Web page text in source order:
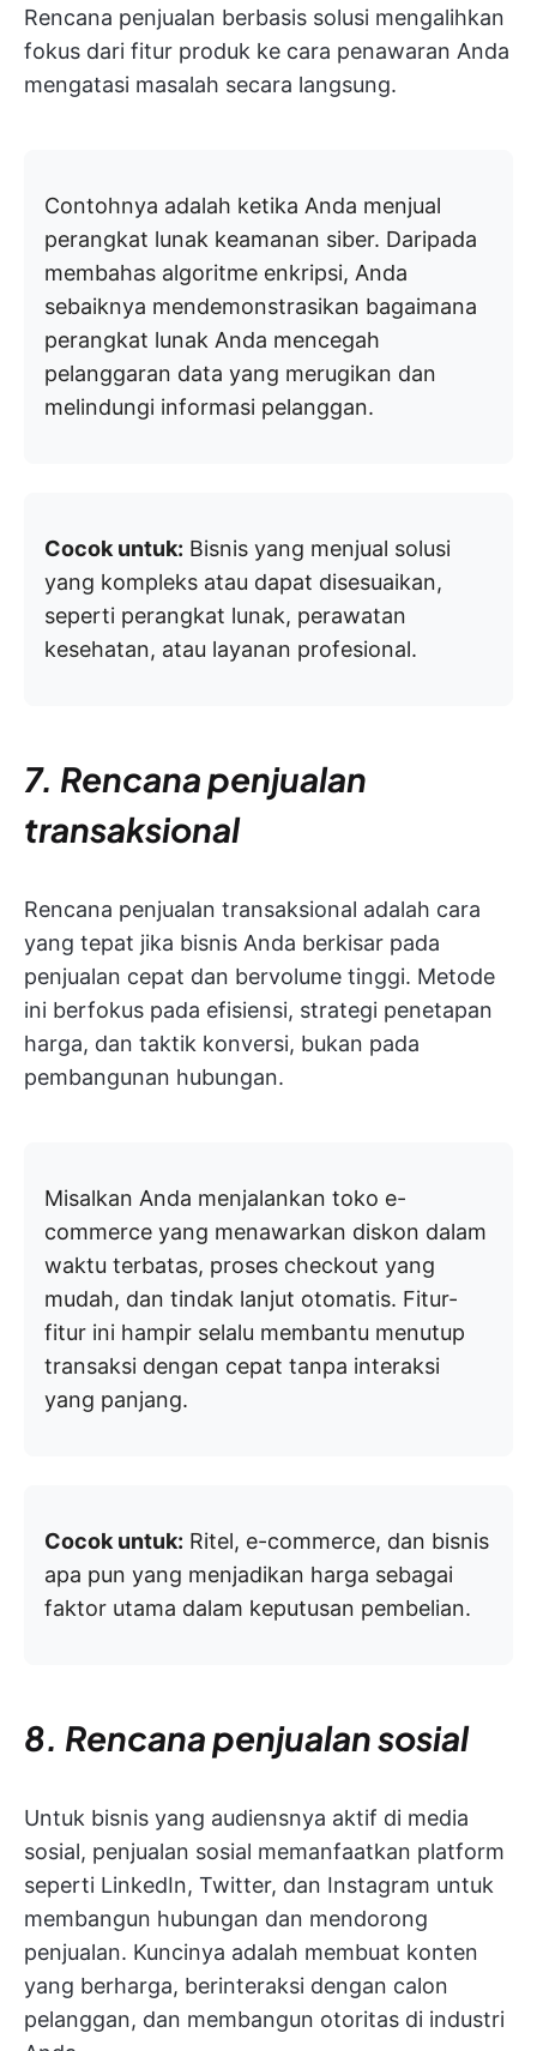
Rencana penjualan berbasis solusi mengalihkan
fokus dari fitur produk ke cara penawaran Anda
mengatasi masalah secara langsung.
Contohnya adalah ketika Anda menjual
perangkat lunak keamanan siber. Daripada
membahas algoritme enkripsi, Anda
sebaiknya mendemonstrasikan bagaimana
perangkat lunak Anda mencegah
pelanggaran data yang merugikan dan
melindungi informasi pelanggan.
Cocok untuk: Bisnis yang menjual solusi
yang kompleks atau dapat disesuaikan,
seperti perangkat lunak, perawatan
kesehatan, atau layanan profesional.
7. Rencana penjualan
transaksional
Rencana penjualan transaksional adalah cara
yang tepat jika bisnis Anda berkisar pada
penjualan cepat dan bervolume tinggi. Metode
ini berfokus pada efisiensi, strategi penetapan
harga, dan taktik konversi, bukan pada
pembangunan hubungan.
Misalkan Anda menjalankan toko e-
commerce yang menawarkan diskon dalam
waktu terbatas, proses checkout yang
mudah, dan tindak lanjut otomatis. Fitur-
fitur ini hampir selalu membantu menutup
transaksi dengan cepat tanpa interaksi
yang panjang.
Cocok untuk: Ritel, e-commerce, dan bisnis
apa pun yang menjadikan harga sebagai
faktor utama dalam keputusan pembelian.
8. Rencana penjualan sosial
Untuk bisnis yang audiensnya aktif di media
sosial, penjualan sosial memanfaatkan platform
seperti LinkedIn, Twitter, dan Instagram untuk
membangun hubungan dan mendorong
penjualan. Kuncinya adalah membuat konten
yang berharga, berinteraksi dengan calon
pelanggan, dan membangun otoritas di industri